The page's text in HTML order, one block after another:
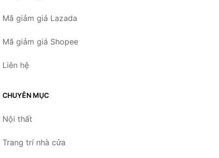
Mã giảm giá Lazada
Mã giảm giá Shopee
Liên hệ
CHUYÊN MỤC
Nội thất
Trang trí nhà cửa